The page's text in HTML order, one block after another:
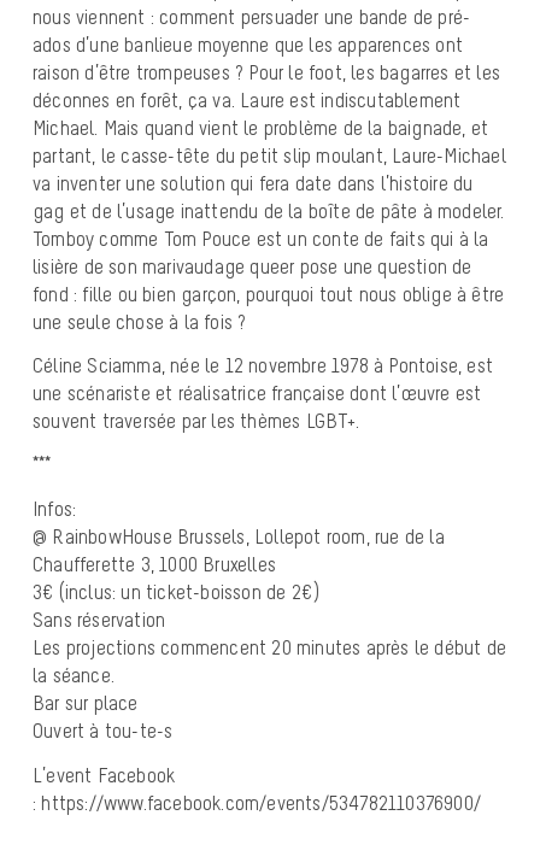
nous viennent : comment persuader une bande de pré-
ados d’une banlieue moyenne que les apparences ont
raison d’être trompeuses ? Pour le foot, les bagarres et les
déconnes en forêt, ça va. Laure est indiscutablement
Michael. Mais quand vient le problème de la baignade, et
partant, le casse-tête du petit slip moulant, Laure-Michael
va inventer une solution qui fera date dans l’histoire du
gag et de l’usage inattendu de la boîte de pâte à modeler.
Tomboy comme Tom Pouce est un conte de faits qui à la
lisière de son marivaudage queer pose une question de
fond : fille ou bien garçon, pourquoi tout nous oblige à être
une seule chose à la fois ?
Céline Sciamma, née le 12 novembre 1978 à Pontoise, est
une scénariste et réalisatrice française dont l’œuvre est
souvent traversée par les thèmes LGBT+.
***
Infos:
@ RainbowHouse Brussels, Lollepot room, rue de la
Chaufferette 3, 1000 Bruxelles
3€ (inclus: un ticket-boisson de 2€)
Sans réservation
Les projections commencent 20 minutes après le début de
la séance.
Bar sur place
Ouvert à tou-te-s
L’event Facebook
: https://www.facebook.com/events/534782110376900/